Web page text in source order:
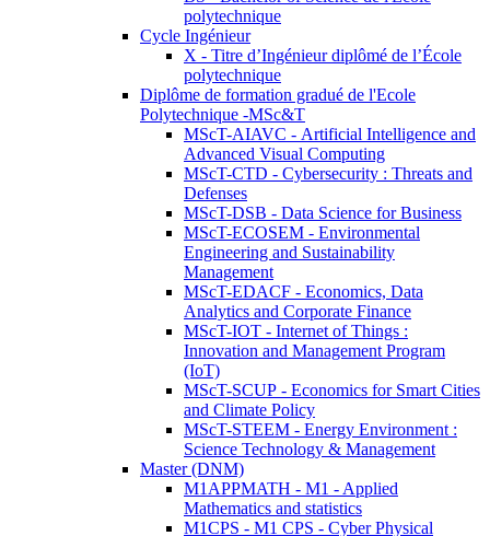
polytechnique
Cycle Ingénieur
X - Titre d’Ingénieur diplômé de l’École
polytechnique
Diplôme de formation gradué de l'Ecole
Polytechnique -MSc&T
MScT-AIAVC - Artificial Intelligence and
Advanced Visual Computing
MScT-CTD - Cybersecurity : Threats and
Defenses
MScT-DSB - Data Science for Business
MScT-ECOSEM - Environmental
Engineering and Sustainability
Management
MScT-EDACF - Economics, Data
Analytics and Corporate Finance
MScT-IOT - Internet of Things :
Innovation and Management Program
(IoT)
MScT-SCUP - Economics for Smart Cities
and Climate Policy
MScT-STEEM - Energy Environment :
Science Technology & Management
Master (DNM)
M1APPMATH - M1 - Applied
Mathematics and statistics
M1CPS - M1 CPS - Cyber Physical